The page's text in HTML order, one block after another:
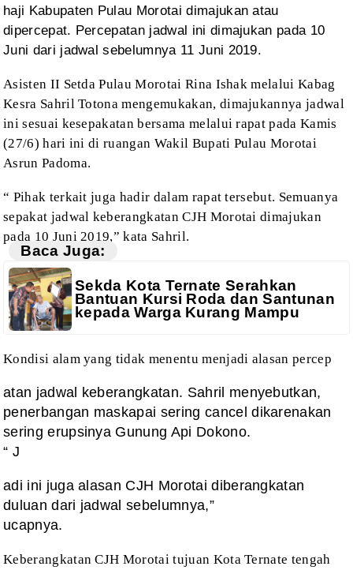
haji Kabupaten Pulau Morotai dimajukan atau
dipercepat. Percepatan jadwal ini dimajukan pada 10
Juni dari jadwal sebelumnya11 Juni 2019.
Asisten II Setda Pulau Morotai Rina Ishak melalui Kabag
Kesra Sahril Totona mengemukakan, dimajukannya jadwal
ini sesuai kesepakatan bersama melalui rapat pada Kamis
(27/6) hari ini di ruangan Wakil Bupati Pulau Morotai
Asrun Padoma.
“ Pihak terkait juga hadir dalam rapat tersebut. Semuanya
sepakat jadwal keberangkatanCJH Morotai dimajukan
pada 10 Juni 2019,” kata Sahril.
Baca Juga:
Sekda Kota Ternate Serahkan
Bantuan Kursi Roda dan Santunan
kepada Warga Kurang Mampu
Kondisi alam yang tidak menentu menjadi alasan percep
atan jadwal keberangkatan. Sahril menyebutkan,
penerbangan maskapai sering cancel dikarenakan
sering erupsinya Gunung Api Dokono.
“ J
adi ini juga alasan CJH Morotai diberangkatan
duluan dari jadwal sebelumnya,”
ucapnya.
Keberangkatan CJH Morotai tujuan Kota Ternate tengah